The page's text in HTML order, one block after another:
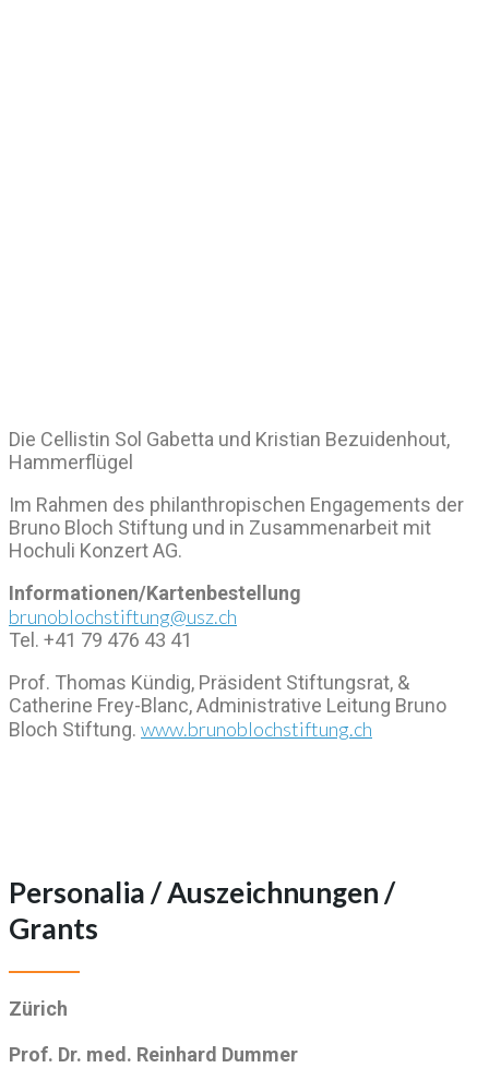
Die Cellistin Sol Gabetta und Kristian Bezuidenhout,
Hammerflügel
Im Rahmen des philanthropischen Engagements der
Bruno Bloch Stiftung und in Zusammenarbeit mit
Hochuli Konzert AG.
Informationen/Kartenbestellung
brunoblochstiftung@usz.ch
Tel. +41 79 476 43 41
Prof. Thomas Kündig, Präsident Stiftungsrat, &
Catherine Frey-Blanc, Administrative Leitung Bruno
Bloch Stiftung. www.brunoblochstiftung.ch
Personalia / Auszeichnungen /
Grants
Zürich
Prof. Dr. med. Reinhard Dummer